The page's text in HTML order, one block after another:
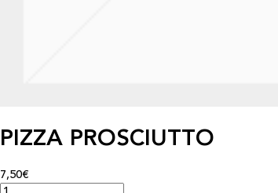
PIZZA PROSCIUTTO
7,50€